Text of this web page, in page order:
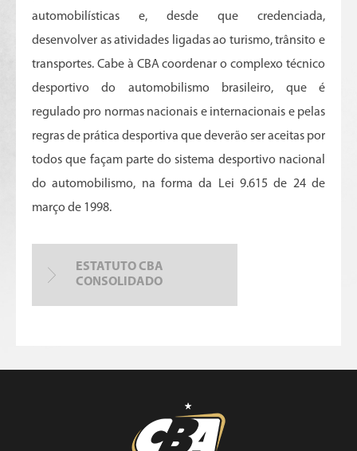
automobilísticas e, desde que credenciada,
desenvolver as atividades ligadas ao turismo, trânsito e
transportes. Cabe à CBA coordenar o complexo técnico
desportivo do automobilismo brasileiro, que é
regulado pro normas nacionais e internacionais e pelas
regras de prática desportiva que deverão ser aceitas por
todos que façam parte do sistema desportivo nacional
do automobilismo, na forma da Lei 9.615 de 24 de
março de 1998.
ESTATUTO CBA
CONSOLIDADO